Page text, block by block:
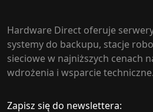
Hardware Direct oferuje
systemy do backupu, stacje
sieciowe w najniższych cenach
wdrożenia i wsparcie techniczne.
Zapisz się do newslettera: